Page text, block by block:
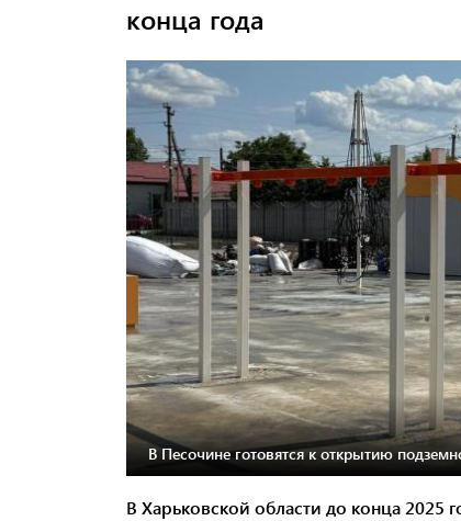
конца года
В Песочине готовятся к открытию
В Харьковской области до конца